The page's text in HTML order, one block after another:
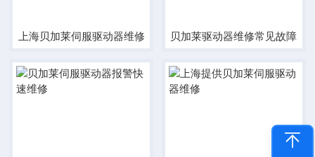
上海贝加莱伺服驱动器维修 贝加莱驱动器维修常见故障